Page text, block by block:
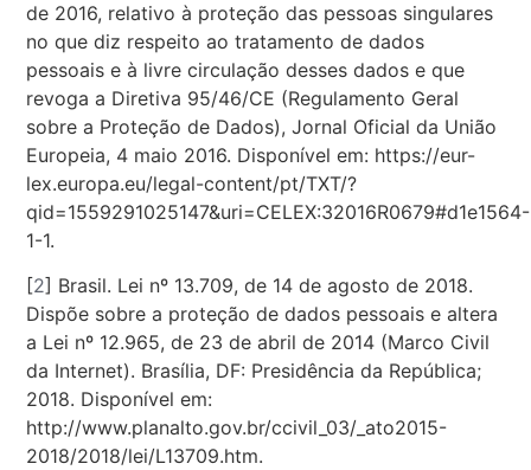
de 2016, relativo à proteção das pessoas singulares
no que diz respeito ao tratamento de dados
pessoais e à livre circulação desses dados e que
revoga a Diretiva 95/46/CE (Regulamento Geral
sobre a Proteção de Dados), Jornal Oficial da União
Europeia, 4 maio 2016. Disponível em: https://eur-
lex.europa.eu/legal-content/pt/TXT/?
qid=1559291025147&uri=CELEX:32016R0679#d1e1564-
1-1.
[2] Brasil. Lei nº 13.709, de 14 de agosto de 2018.
Dispõe sobre a proteção de dados pessoais e altera
a Lei nº 12.965, de 23 de abril de 2014 (Marco Civil
da Internet). Brasília, DF: Presidência da República;
2018. Disponível em:
http://www.planalto.gov.br/ccivil_03/_ato2015-
2018/2018/lei/L13709.htm.